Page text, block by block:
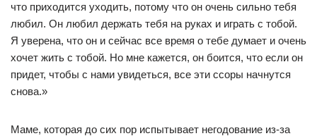
что приходится уходить, потому что он очень сильно тебя
любил. Он любил держать тебя на руках и играть с тобой.
Я уверена, что он и сейчас все время о тебе думает и очень
хочет жить с тобой. Но мне кажется, он боится, что если он
придет, чтобы с нами увидеться, все эти ссоры начнутся
снова.»
Маме, которая до сих пор испытывает негодование из-за